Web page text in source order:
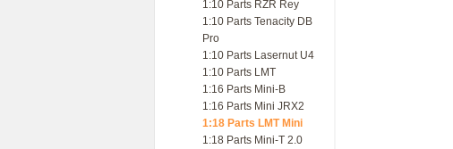
1:10 Parts RZR Rey
1:10 Parts Tenacity DB
Pro
1:10 Parts Lasernut U4
1:10 Parts LMT
1:16 Parts Mini-B
1:16 Parts Mini JRX2
1:18 Parts LMT Mini
1:18 Parts Mini-T 2.0